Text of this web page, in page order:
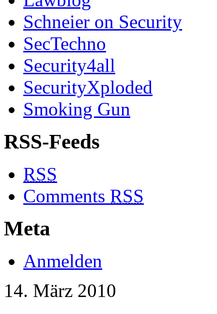
Schneier on Security
SecTechno
Security4all
SecurityXploded
Smoking Gun
RSS-Feeds
RSS
Comments RSS
Meta
Anmelden
14. März 2010